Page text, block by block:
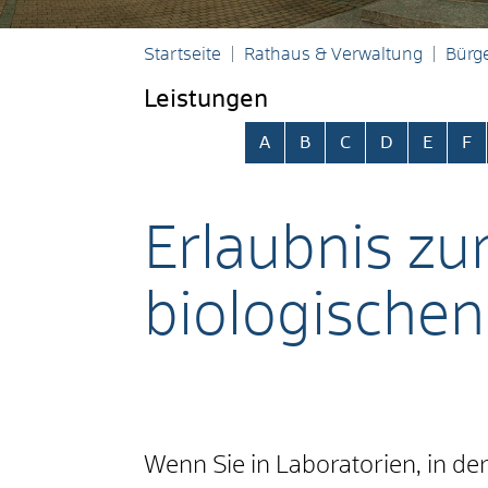
Startseite Rathaus & Verwaltung
Leistungen
Alphabetisches Register
A B C D E F
Erlaubnis
Wenn Sie in Laboratorien, in